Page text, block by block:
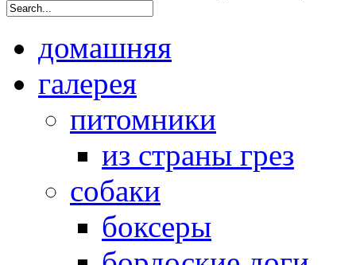
домашняя
галерея
питомники
из страны грез
собаки
боксеры